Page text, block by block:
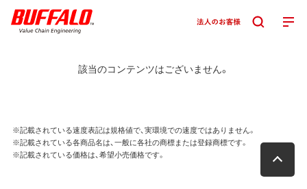
該当のコンテンツはございません。
※記載されている速度表記は規格値で、実環境での速度ではありません。
※記載されている各商品名は、一般に各社の商標または登録商標です。
※記載されている価格は、希望小売価格です。